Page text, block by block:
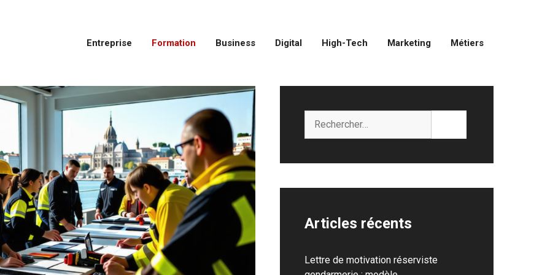
Entreprise Formation Business Digital High-Tech Marketing Métiers
Articles récents
Lettre de motivation réserviste